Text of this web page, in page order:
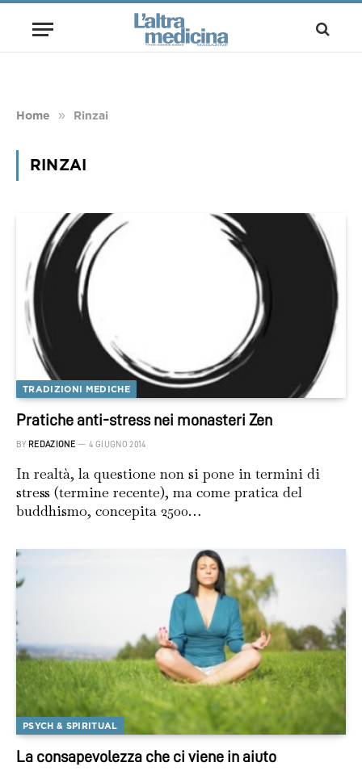
Home » Rinzai
RINZAI
TRADIZIONI MEDICHE
Pratiche anti-stress nei monasteri Zen
BY REDAZIONE 4 GIUGNO 2014
In realtà, la questione non si pone in termini di
stress (termine recente), ma come pratica del
buddhismo, concepita 2500…
PSYCH & SPIRITUAL
La consapevolezza che ci viene in aiuto